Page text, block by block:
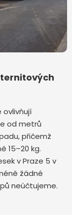
ovlivňují
od metrů
přičemž
15–20 kg.
v Praze 5 v
žádné
neúčtujeme.